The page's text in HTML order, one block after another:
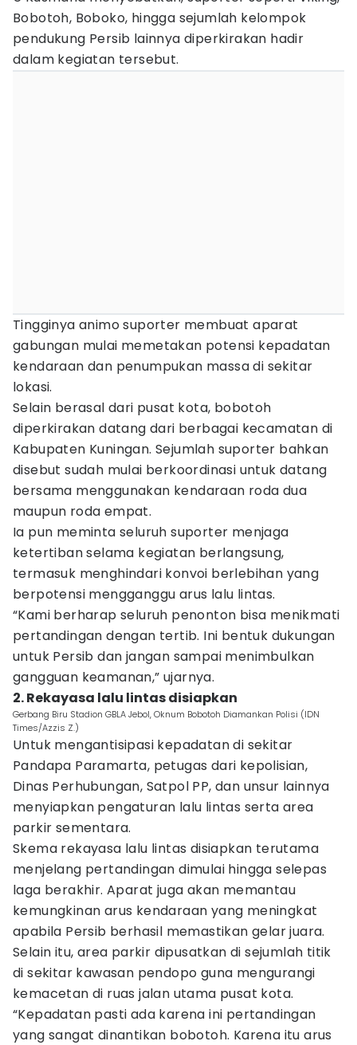
Bobotoh, Boboko, hingga sejumlah kelompok
pendukung Persib lainnya diperkirakan hadir
dalam kegiatan tersebut.
Tingginya animo suporter membuat aparat
gabungan mulai memetakan potensi kepadatan
kendaraan dan penumpukan massa di sekitar
lokasi.
Selain berasal dari pusat kota, bobotoh
diperkirakan datang dari berbagai kecamatan di
Kabupaten Kuningan. Sejumlah suporter bahkan
disebut sudah mulai berkoordinasi untuk datang
bersama menggunakan kendaraan roda dua
maupun roda empat.
Ia pun meminta seluruh suporter menjaga
ketertiban selama kegiatan berlangsung,
termasuk menghindari konvoi berlebihan yang
berpotensi mengganggu arus lalu lintas.
“Kami berharap seluruh penonton bisa menikmati
pertandingan dengan tertib. Ini bentuk dukungan
untuk Persib dan jangan sampai menimbulkan
gangguan keamanan,” ujarnya.
2. Rekayasa lalu lintas disiapkan
Gerbang Biru Stadion GBLA Jebol, Oknum Bobotoh Diamankan Polisi (IDN
Times/Azzis Z.)
Untuk mengantisipasi kepadatan di sekitar
Pandapa Paramarta, petugas dari kepolisian,
Dinas Perhubungan, Satpol PP, dan unsur lainnya
menyiapkan pengaturan lalu lintas serta area
parkir sementara.
Skema rekayasa lalu lintas disiapkan terutama
menjelang pertandingan dimulai hingga selepas
laga berakhir. Aparat juga akan memantau
kemungkinan arus kendaraan yang meningkat
apabila Persib berhasil memastikan gelar juara.
Selain itu, area parkir dipusatkan di sejumlah titik
di sekitar kawasan pendopo guna mengurangi
kemacetan di ruas jalan utama pusat kota.
“Kepadatan pasti ada karena ini pertandingan
yang sangat dinantikan bobotoh. Karena itu arus